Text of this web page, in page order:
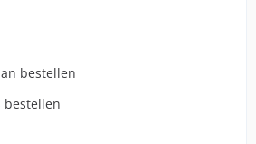
bestellen
bestellen